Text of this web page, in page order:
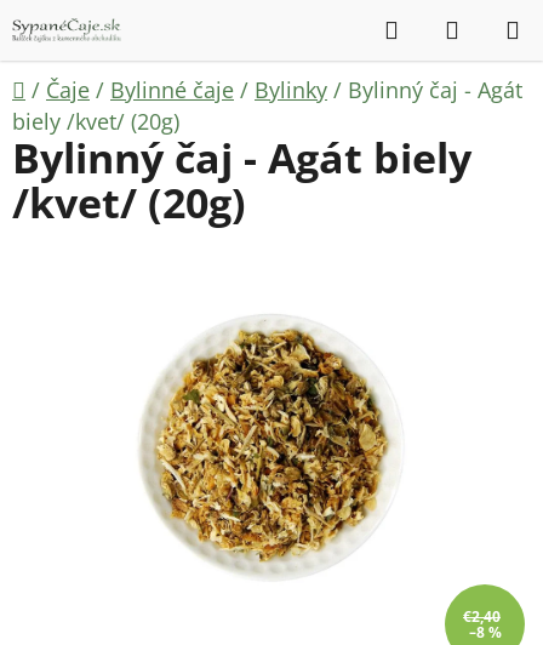
na
obsah
Hľadať
KOŠÍK
Domov
/ Čaje / Bylinné čaje / Bylinky / Bylinný čaj - Agát
biely /kvet/ (20g)
Bylinný čaj - Agát biely
/kvet/ (20g)
€2,40
–8 %